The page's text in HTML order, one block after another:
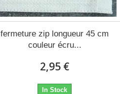
fermeture zip longueur 45 cm
couleur écru...
2,95 €
In Stock